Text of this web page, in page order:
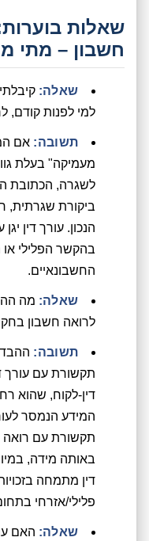
שאלות
חשבון – מתי
שאלה:
למי לפנות קודם,
תשובה: אם
מעמיקה" בעלת
לשגרה, הכתובת
ביקורת שגרתית,
הנכון. עורך דין
בהקשר הפלילי או
החשבונאיים.
שאלה: מה
לרואה חשבון
תשובה:
תקשורת עם עורך
דין-לקוח, שהוא
המידע הנמסר
תקשורת עם רואה
באותה מידה,
דין מתמחה
פלילי/אזרחי
שאלה: האם